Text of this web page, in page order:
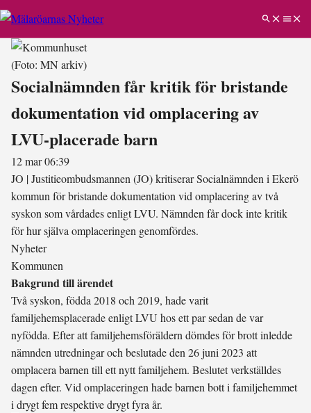
(Foto: MN arkiv)
Socialnämnden får kritik för bristande
dokumentation vid omplacering av
LVU-placerade barn
12 mar 06:39
JO |Justitieombudsmannen (JO) kritiserar Socialnämnden i Ekerö
kommun för bristande dokumentation vid omplacering av två
syskon som vårdades enligt LVU. Nämnden får dock inte kritik
för hur själva omplaceringen genomfördes.
Nyheter
Kommunen
Bakgrund till ärendet
Två syskon, födda 2018 och 2019, hade varit
familjehemsplacerade enligt LVU hos ett par sedan de var
nyfödda. Efter att familjehemsföräldern dömdes för brott inledde
nämnden utredningar och beslutade den 26 juni 2023 att
omplacera barnen till ett nytt familjehem. Beslutet verkställdes
dagen efter. Vid omplaceringen hade barnen bott i familjehemmet
i drygt fem respektive drygt fyra år.